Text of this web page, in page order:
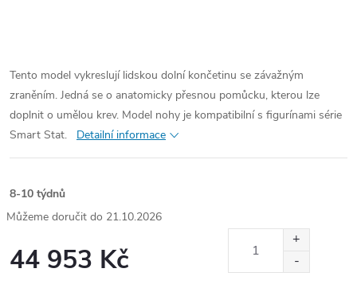
Tento model vykreslují lidskou dolní končetinu se závažným
zraněním. Jedná se o anatomicky přesnou pomůcku, kterou lze
doplnit o umělou krev. Model nohy je kompatibilní s figurínami série
Smart Stat.
Detailní informace
8-10 týdnů
21.10.2026
44 953 Kč